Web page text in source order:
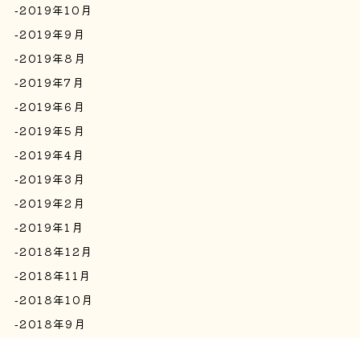
2019年10月
2019年9月
2019年8月
2019年7月
2019年6月
2019年5月
2019年4月
2019年3月
2019年2月
2019年1月
2018年12月
2018年11月
2018年10月
2018年9月